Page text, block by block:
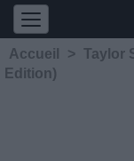
Accueil > Taylor
Edition)